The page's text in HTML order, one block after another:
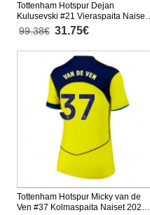
Tottenham Hotspur Dejan
Kulusevski #21 Vieraspaita Naiset
2025-26 Lyhythihainen
99.38€ 31.75€
Tottenham Hotspur Micky van de
Ven #37 Kolmaspaita Naiset 2025-